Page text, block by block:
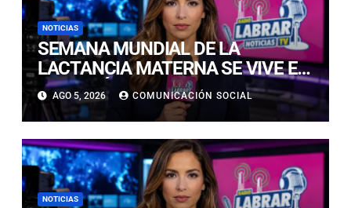
NOTICIAS
SEMANA MUNDIAL DE LA
LACTANCIA MATERNA SE VIVE EN
COPIAPÓ CON FERIA EDUCATIVA
ABIERTA A LA COMUNIDAD
AGO 5, 2026 COMUNICACIÓN SOCIAL
NOTICIAS